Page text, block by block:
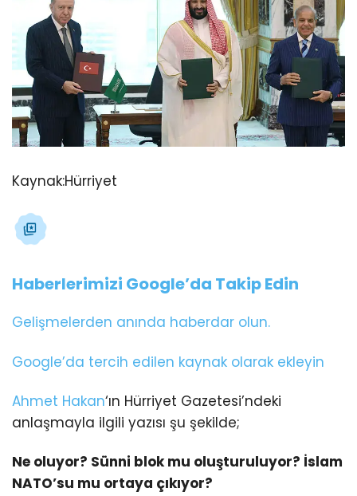
Kaynak:Hürriyet
Haberlerimizi Google’da Takip Edin
Gelişmelerden anında haberdar olun.
Google’da tercih edilen kaynak olarak ekleyin
Ahmet Hakan‘ın Hürriyet Gazetesi’ndeki
anlaşmayla ilgili yazısı şu şekilde;
Ne oluyor? Sünni blok mu oluşturuluyor? İslam
NATO’su mu ortaya çıkıyor?